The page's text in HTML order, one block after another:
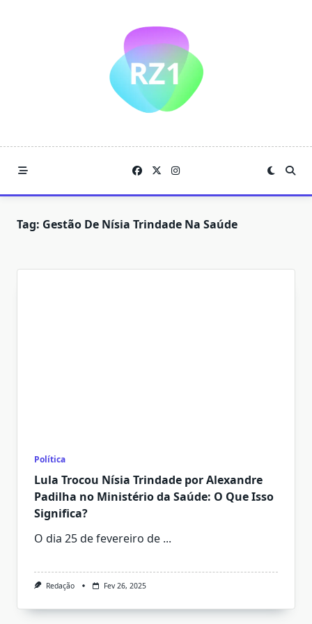
Tag: Gestão De Nísia Trindade Na Saúde
Política
Lula Trocou Nísia Trindade por Alexandre
Padilha no Ministério da Saúde: O Que Isso
Significa?
O dia 25 de fevereiro de ...
Redação Fev 26, 2025